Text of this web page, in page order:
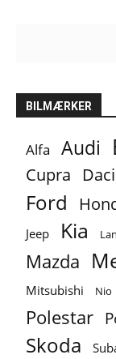
BILMÆRKER
Alfa Audi
Cupra
Ford
Jeep Kia
Mazda
Mitsubishi Nio
Polestar
Skoda